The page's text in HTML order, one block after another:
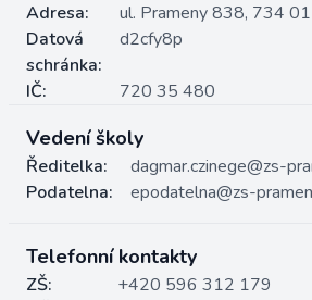
Adresa:
ul. Prameny 838, 734 01
Datová
schránka:
d2cfy8p
IČ: 720 35 480
Vedení školy
Ředitelka:
dagmar.czinege@zs-
Podatelna:
epodatelna@zs-
Telefonní kontakty
ZŠ:
+420 596 312 179